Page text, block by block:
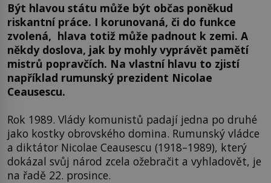
Být hlavou státu může být občas poněkud
riskantní práce. I korunovaná, či do funkce
zvolená, hlava totiž může padnout k zemi. A
někdy doslova, jak by mohly vyprávět pamětí
mistrů popravčích. Na vlastní hlavu to zjistí
například rumunský prezident Nicolae
Ceausescu.
Rok 1989. Vlády komunistů padají jedna po druhé
jako kostky obrovského domina. Rumunský vládce
a diktátor Nicolae Ceausescu (1918–1989), který
dokázal svůj národ zcela ožebračit a vyhladovět, je
na řadě 22. prosince.